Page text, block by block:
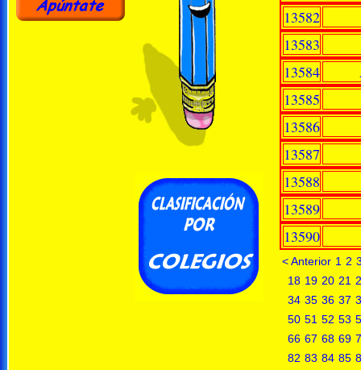
13582
13583
13584
13585
13586
13587
13588
13589
13590
< Anterior 1 2
18 19 20 21
34 35 36 37
50 51 52 53
66 67 68 69
82 83 84 85